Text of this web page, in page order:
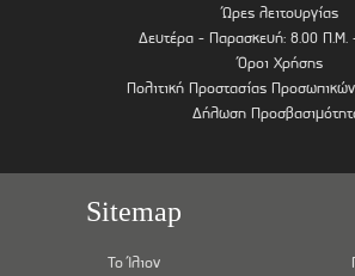
Ώρες λειτουργίας
Δευτέρα - Παρασκευή: 8.00 Π.Μ.
Όροι Χρήσης
Πολιτική Προστασίας
Δήλωση
Sitemap
Το Ίλιον